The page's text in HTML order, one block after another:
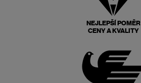
NEJLEPŠÍ POMĚR
CENY A KVALITY